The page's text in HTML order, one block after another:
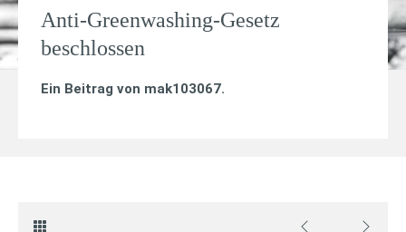
Anti-Greenwashing-Gesetz
beschlossen
Ein Beitrag von mak103067.